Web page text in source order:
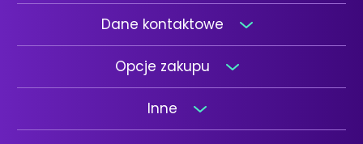
Dane kontaktowe
Opcje zakupu
Inne